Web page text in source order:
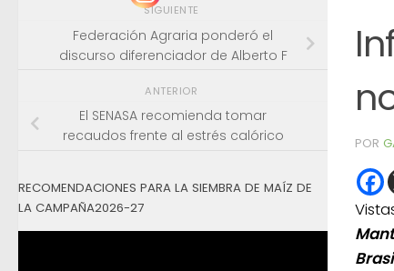
POR
SIGUIENTE
Federación Agraria ponderó el
discurso diferenciador de Alberto F
ANTERIOR
El SENASA recomienda tomar
recaudos frente al estrés calórico
RECOMENDACIONES PARA LA SIEMBRA DE MAÍZ DE
LA CAMPAÑA2026-27